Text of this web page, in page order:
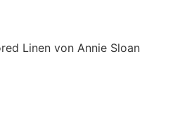
Linen von Annie Sloan